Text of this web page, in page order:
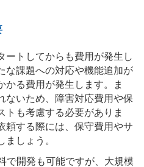
ートしてからも費用が発生し
な課題への対応や機能追加が
かる費用が発生します。ま
ないため、障害対応費用や保
トも考慮する必要がありま
頼する際には、保守費用やサ
しょう。
で開発も可能ですが、大規模